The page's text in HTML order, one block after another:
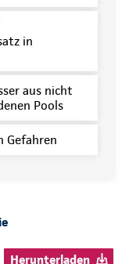
in
aus nicht
Pools
Gefahren
Herunterladen